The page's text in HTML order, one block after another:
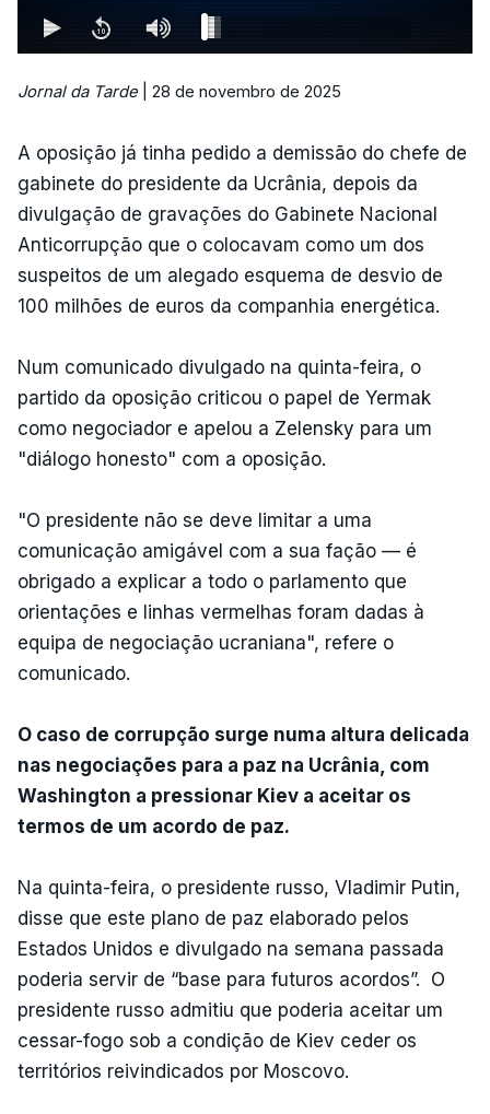
Jornal da Tarde| 28 de novembro de 2025
A oposição já tinha pedido a demissão do chefe de
gabinete do presidente da Ucrânia, depois da
divulgação de gravações do Gabinete Nacional
Anticorrupção que o colocavam como um dos
suspeitos de um alegado esquema de desvio de
100 milhões de euros da companhia energética.
Num comunicado divulgado na quinta-feira, o
partido da oposição criticou o papel de Yermak
como negociador e apelou a Zelensky para um
"diálogo honesto" com a oposição.
"O presidente não se deve limitar a uma
comunicação amigável com a sua fação — é
obrigado a explicar a todo o parlamento que
orientações e linhas vermelhas foram dadas à
equipa de negociação ucraniana", refere o
comunicado.
O caso de corrupção surge numa altura delicada
nas negociações para a paz na Ucrânia, com
Washington a pressionar Kiev a aceitar os
termos de um acordo de paz.
Na quinta-feira, o presidente russo, Vladimir Putin,
disse que este plano de paz elaborado pelos
Estados Unidos e divulgado na semana passada
poderia servir de “base para futuros acordos”. O
presidente russo admitiu que poderia aceitar um
cessar-fogo sob a condição de Kiev ceder os
territórios reivindicados por Moscovo.